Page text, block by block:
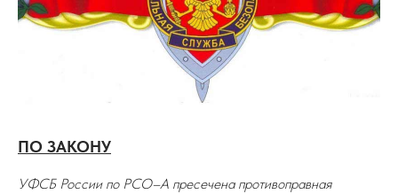
ПО ЗАКОНУ
УФСБ России по РСО–А пресечена противоправная